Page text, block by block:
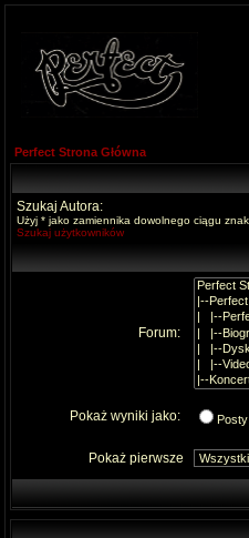
Perfect Strona Główna
Szukaj Autora:
Użyj * jako zamiennika dowolnego ciągu
Szukaj użytkowników
Forum:
Pokaż wyniki jako: Posty
Pokaż pierwsze